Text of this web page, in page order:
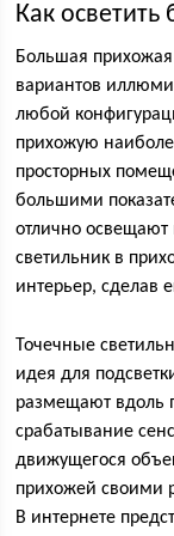
Как
Большая прихожая
вариантов
любой
прихожую
просторных
большими
отлично
светильник в
интерьер, сделав
Точечные
идея для
размещают вдоль
срабатывание
движущегося
прихожей своими
В интернете